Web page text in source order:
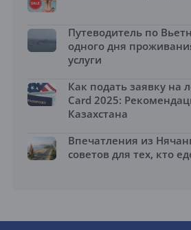
Путеводитель по
одного дня
услуги
Как подать заявку на
Card 2025:
Казахстана
Впечатления из
советов для тех, кто